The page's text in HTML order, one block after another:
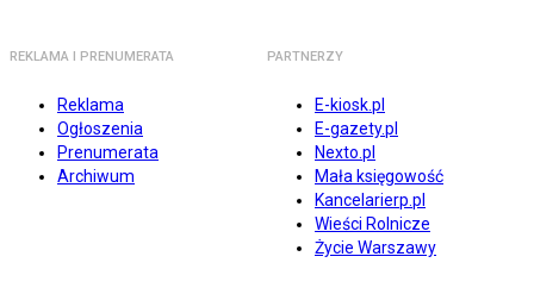
REKLAMA I PRENUMERATA
Reklama
Ogłoszenia
Prenumerata
Archiwum
PARTNERZY
E-kiosk.pl
E-gazety.pl
Nexto.pl
Mała księgowość
Kancelarierp.pl
Wieści Rolnicze
Życie Warszawy